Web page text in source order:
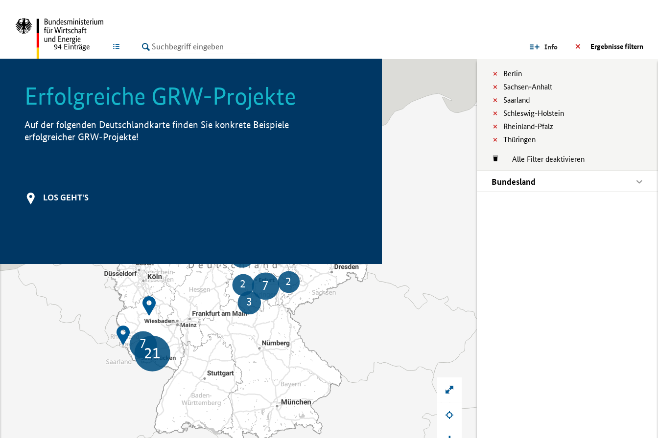
LISTE Ergebnisse filtern
Info
Berlin
Sachsen-Anhalt
Saarland
Schleswig-Holstein
Rheinland-Pfalz
Thüringen
Alle Filter deaktivieren
Bundesland
94 Einträge
Erfolgreiche GRW-Projekte
Auf der folgenden Deutschlandkarte finden Sie konkrete Beispiele
erfolgreicher GRW-Projekte!
LOS GEHT'S